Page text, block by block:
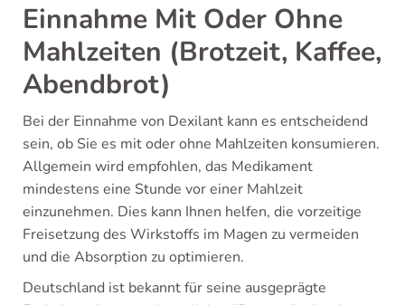
Einnahme Mit Oder Ohne
Mahlzeiten (Brotzeit, Kaffee,
Abendbrot)
Bei der Einnahme von Dexilant kann es entscheidend
sein, ob Sie es mit oder ohne Mahlzeiten konsumieren.
Allgemein wird empfohlen, das Medikament
mindestens eine Stunde vor einer Mahlzeit
einzunehmen. Dies kann Ihnen helfen, die vorzeitige
Freisetzung des Wirkstoffs im Magen zu vermeiden
und die Absorption zu optimieren.
Deutschland ist bekannt für seine ausgeprägte